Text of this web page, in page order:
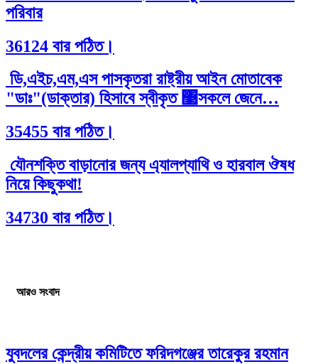
পরিবার
36124 বার পঠিত।
ডি,এইচ,এম,এস পাসকৃতরা রাষ্ট্রীয় আইন মোতাবেক
"ডাঃ"(ডাক্তার) হিসাবে স্বীকৃত ঳সকলে জেনে…
35455 বার পঠিত।
যৌনশক্তি বাড়ানোর জন্য এ্যালপ্যাথি ও হারবাল ঔষধ
নিয়ে কিছুকথা!
34730 বার পঠিত।
আরও সংবাদ
যুবদলের কেন্দ্রীয় কমিটিতে ফরিদগঞ্জের তারেকুর রহমান